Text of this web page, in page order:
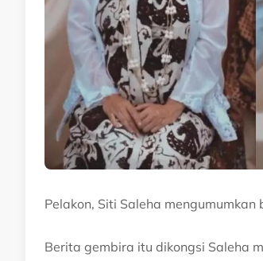
Pelakon, Siti Saleha
Berita gembira itu dikongsi Saleha